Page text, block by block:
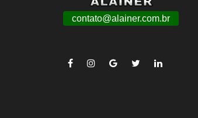
contato@alainer.com.br